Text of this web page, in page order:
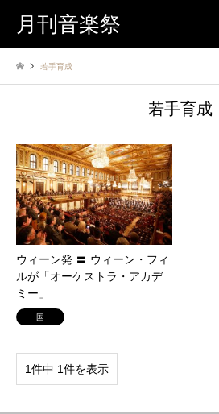
月刊音楽祭
若手育成
若手育成
ウィーン発 〓 ウィーン・フィ
ルが「オーケストラ・アカデ
ミー」
国
1件中 1件を表示